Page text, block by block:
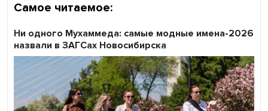
Самое читаемое:
Ни одного Мухаммеда: самые модные имена-2026
назвали в ЗАГСах Новосибирска